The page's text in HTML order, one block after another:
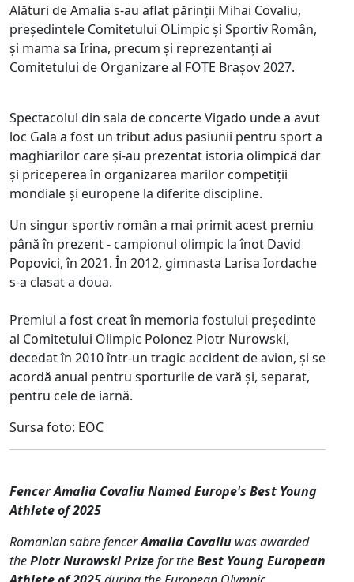
Alături de Amalia s-au aflat părinții Mihai Covaliu,
președintele Comitetului OLimpic și Sportiv Român,
și mama sa Irina, precum și reprezentanți ai
Comitetului de Organizare al FOTE Brașov 2027.
Spectacolul din sala de concerte Vigado unde a avut
loc Gala a fost un tribut adus pasiunii pentru sport a
maghiarilor care și-au prezentat istoria olimpică dar
și priceperea în organizarea marilor competiții
mondiale și europene la diferite discipline.
Un singur sportiv român a mai primit acest premiu
până în prezent - campionul olimpic la înot David
Popovici, în 2021. În 2012, gimnasta Larisa Iordache
s-a clasat a doua.
Premiul a fost creat în memoria fostului președinte
al Comitetului Olimpic Polonez Piotr Nurowski,
decedat în 2010 într-un tragic accident de avion, și se
acordă anual pentru sporturile de vară și, separat,
pentru cele de iarnă.
Sursa foto: EOC
Fencer Amalia Covaliu Named Europe's Best Young
Athlete of 2025
Romanian sabre fencerAmalia Covaliu was awarded
thePiotr Nurowski Prizefor theBest Young European